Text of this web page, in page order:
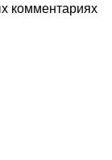
комментариях